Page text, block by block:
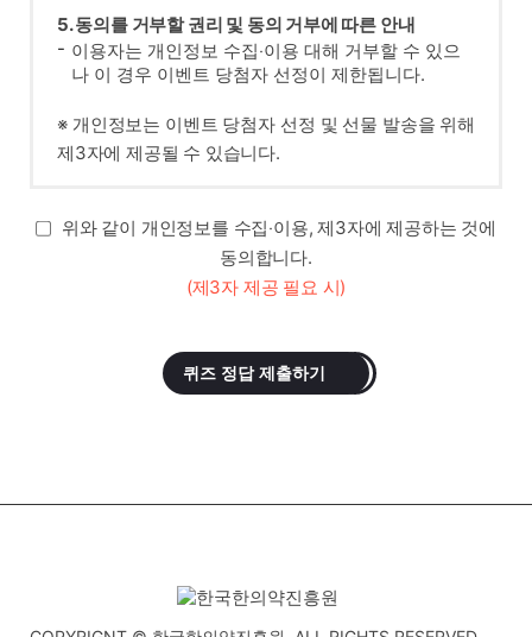
5. 동의를 거부할 권리 및 동의 거부에 따른 안내
이용자는 개인정보 수집‧이용 대해 거부할 수 있으
나 이 경우 이벤트 당첨자 선정이 제한됩니다.
※ 개인정보는 이벤트 당첨자 선정 및 선물 발송을 위해
제3자에 제공될 수 있습니다.
위와 같이 개인정보를 수집‧이용, 제3자에 제공하는 것에
동의합니다.
(제3자 제공 필요 시)
퀴즈 정답 제출하기